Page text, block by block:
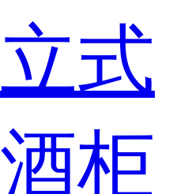
立式
酒柜